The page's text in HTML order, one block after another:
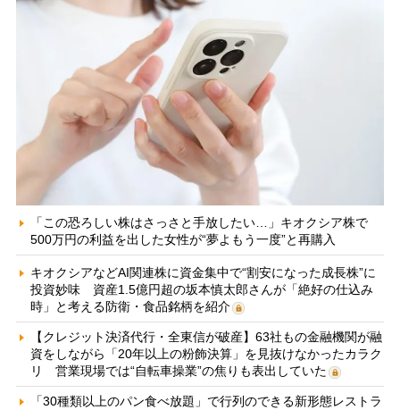
「この恐ろしい株はさっさと手放したい…」キオクシア株で
500万円の利益を出した女性が“夢よもう一度”と再購入
キオクシアなどAI関連株に資金集中で“割安になった成長株”に
投資妙味 資産1.5億円超の坂本慎太郎さんが「絶好の仕込み
時」と考える防衛・食品銘柄を紹介
【クレジット決済代行・全東信が破産】63社もの金融機関が融
資をしながら「20年以上の粉飾決算」を見抜けなかったカラク
リ 営業現場では“自転車操業”の焦りも表出していた
「30種類以上のパン食べ放題」で行列のできる新形態レストラ